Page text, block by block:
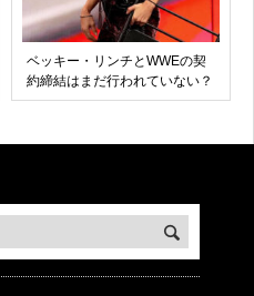
ベッキー・リンチとWWEの契
約締結はまだ行われていない？